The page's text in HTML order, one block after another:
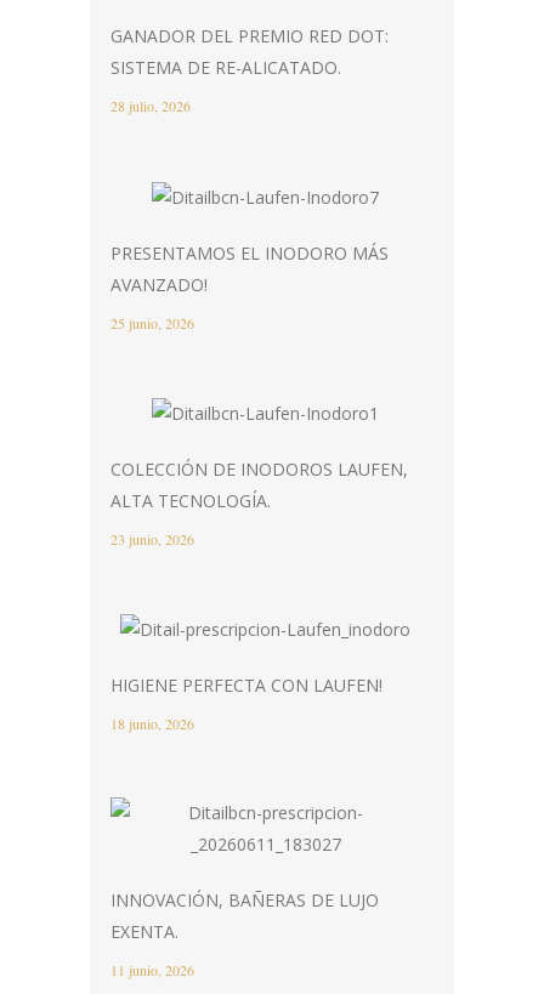
GANADOR DEL PREMIO RED DOT:
SISTEMA DE RE-ALICATADO.
28 julio, 2026
PRESENTAMOS EL INODORO MÁS
AVANZADO!
25 junio, 2026
COLECCIÓN DE INODOROS LAUFEN,
ALTA TECNOLOGÍA.
23 junio, 2026
HIGIENE PERFECTA CON LAUFEN!
18 junio, 2026
INNOVACIÓN, BAÑERAS DE LUJO
EXENTA.
11 junio, 2026